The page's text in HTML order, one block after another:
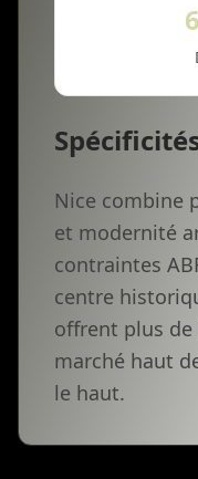
Nice combine
et modernité
contraintes
centre
offrent plus
marché haut
le haut.